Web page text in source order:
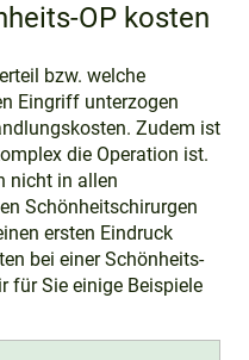
OP kosten
bzw. welche
Eingriff unterzogen
Zudem ist
die Operation ist.
nicht in allen
Schönheitschirurgen
ersten Eindruck
bei einer Schönheits-
für Sie einige Beispiele